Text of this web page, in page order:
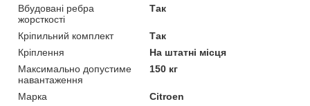
Вбудовані ребра
жорсткості
Так
Кріпильний комплект
Так
Кріплення
На штатні місця
Максимально допустиме
навантаження
150 кг
Марка
Citroen